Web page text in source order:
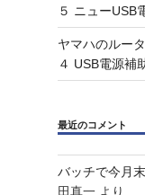
５ ニューUSB
ヤマハのルー
４ USB電源補
最近のコメント
バッチで今月
田真一より